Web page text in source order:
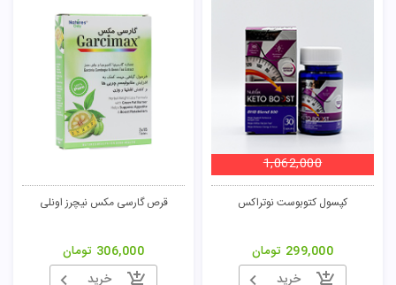
کپسول کتوبوست نوتراکس
1,062,000
299,000 تومان
خرید
قرص گارسی مکس نیچرز اونلی
306,000 تومان
خرید